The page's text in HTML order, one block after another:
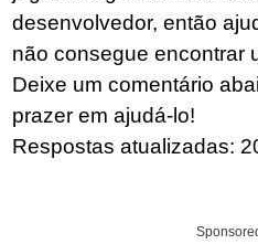
desenvolvedor, então
não consegue encontrar
Deixe um comentário
prazer em ajudá-lo!
Respostas atualizadas: